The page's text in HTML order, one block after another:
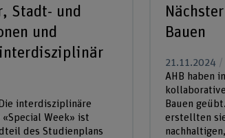
Stadt- und
und
Die interdisziplinäre
Week» ist
des Studienplans
Bauen
21.11.2024
AHB haben
Bauen
erstellten